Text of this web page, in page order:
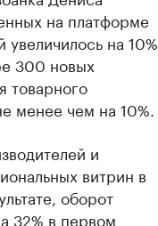
на платформе
на
300 новых
товарного
менее чем на 10%.
и
витрин в
оборот
32% в первом